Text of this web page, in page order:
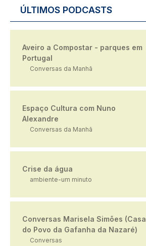
ÚLTIMOS PODCASTS
Aveiro a Compostar - parques em
Portugal
Conversas da Manhã
Espaço Cultura com Nuno
Alexandre
Conversas da Manhã
Crise da água
ambiente-um minuto
Conversas Marisela Simões (Casa
do Povo da Gafanha da Nazaré)
Conversas